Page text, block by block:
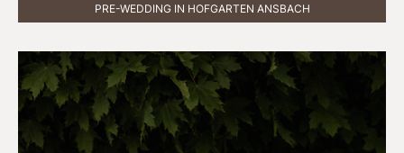
PRE-WEDDING IN HOFGARTEN ANSBACH